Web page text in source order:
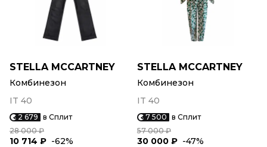
STELLA MCCARTNEY
Комбинезон
IT 40
2 679 в Сплит
28 000 ₽
10 714 ₽ -62%
STELLA MCCARTNEY
Комбинезон
IT 40
7 500 в Сплит
57 000 ₽
30 000 ₽ -47%